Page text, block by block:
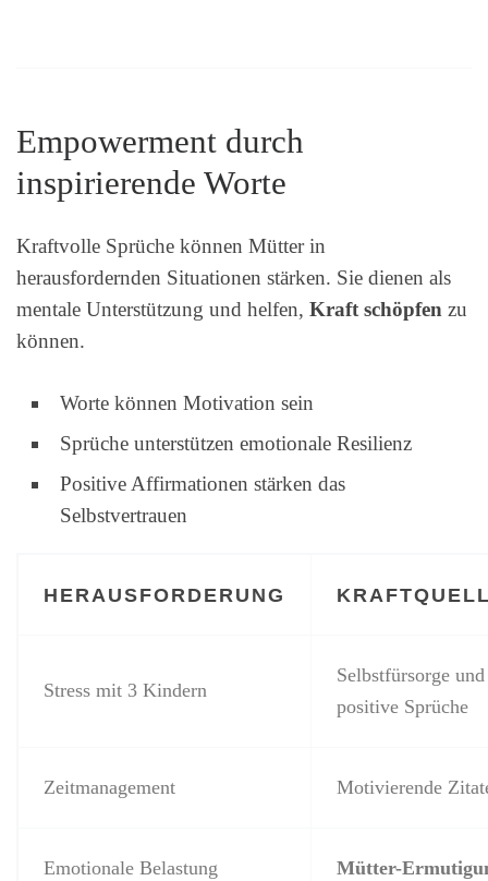
Empowerment durch
inspirierende Worte
Kraftvolle Sprüche können Mütter in
herausfordernden Situationen stärken. Sie dienen als
mentale Unterstützung und helfen, Kraft schöpfen zu
können.
Worte können Motivation sein
Sprüche unterstützen emotionale Resilienz
Positive Affirmationen stärken das
Selbstvertrauen
HERAUSFORDERUNG
Stress mit 3 Kindern
Selbstfürsorge und
positive Sprüche
Zeitmanagement Motivierende
Emotionale Belastung Mütter-